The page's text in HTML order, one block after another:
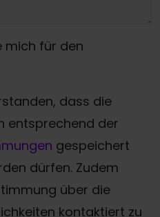
mich für den
dass die
entsprechend der
gespeichert
dürfen. Zudem
über die
kontaktiert zu